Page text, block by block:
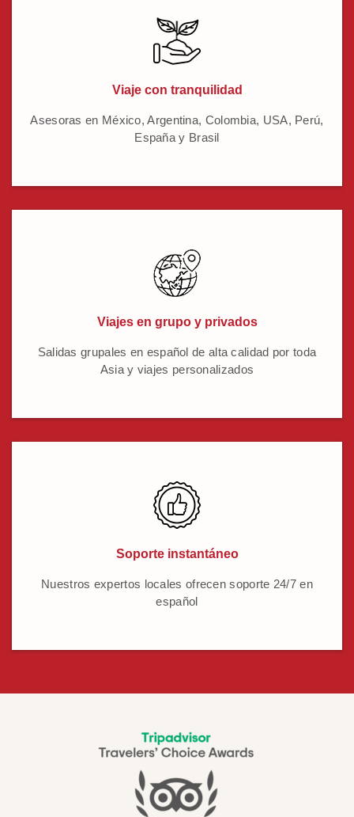
Viaje con tranquilidad
Asesoras en México, Argentina, Colombia, USA, Perú,
España y Brasil
Viajes en grupo y privados
Salidas grupales en español de alta calidad por toda
Asia y viajes personalizados
Soporte instantáneo
Nuestros expertos locales ofrecen soporte 24/7 en
español